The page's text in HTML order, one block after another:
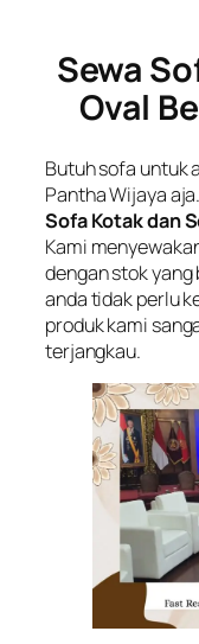
Sewa
Oval
Butuh sofa untuk
Pantha Wijaya
Sofa Kotak dan
Kami
dengan stok yang
anda tidak perlu
produk kami
terjangkau.